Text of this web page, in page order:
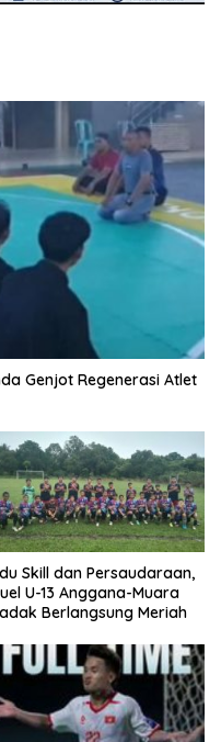
Genjot Regenerasi Atlet
Skill dan Persaudaraan,
U-13 Anggana-Muara
Berlangsung Meriah